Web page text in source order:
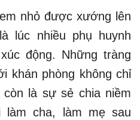
nhỏ được xướng lên
lúc nhiều phụ huynh
động. Những tràng
khán phòng không chỉ
là sự sẻ chia niềm
làm cha, làm mẹ sau